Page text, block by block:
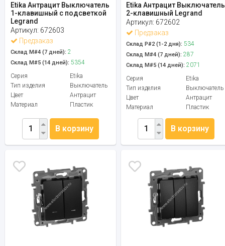
Etika Антрацит Выключатель
1-клавишный с подсветкой
Legrand
Артикул: 672603
Предзаказ
Склад М#4 (7 дней): 2
Склад М#5 (14 дней): 5354
Серия
Etika
Тип изделия
Выключатель
Цвет
Антрацит
Материал
Пластик
В корзину
Etika Антрацит Выключатель
2-клавишный Legrand
Артикул: 672602
Предзаказ
Склад Р#2 (1-2 дня): 534
Склад М#4 (7 дней): 287
Склад М#5 (14 дней): 2071
Серия
Etika
Тип изделия
Выключатель
Цвет
Антрацит
Материал
Пластик
В корзину